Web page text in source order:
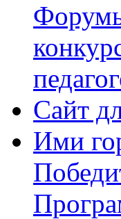
Сайт
Ими